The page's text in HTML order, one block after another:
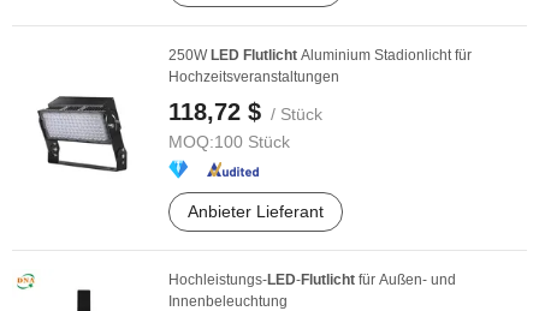
250W LED Flutlicht Aluminium Stadionlicht für
Hochzeitsveranstaltungen
118,72 $ / Stück
MOQ:100 Stück
Anbieter Lieferant
Hochleistungs-LED-Flutlicht für Außen- und
Innenbeleuchtung